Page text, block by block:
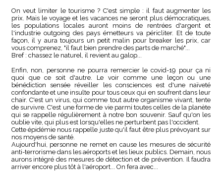
On veut limiter le tourisme ? C'est simple : il faut augmenter les
prix. Mais le voyage et les vacances ne seront plus démocratiques,
les populations locales auront moins de rentrées d'argent et
l'industrie outgoing des pays émetteurs va péricliter. Et de toute
façon, il y aura toujours un petit malin pour breaker les prix, car
vous comprenez, "il faut bien prendre des parts de marché"...
Bref : chassez le naturel, il revient au galop...
Enfin, non, personne ne pourra remercier le covid-19 pour ça ni
quoi que ce soit d'autre. Le voir comme une leçon ou une
bénédiction sensée réveiller les consciences est d'une naïveté
confondante et une insulte pour tous ceux qui en soufrent dans leur
chair. C'est un virus, qui comme tout autre organisme vivant, tente
de survivre. C'est une forme de vie parmi toutes celles de la planète
qui se rappelle régulièrement à notre bon souvenir. Sauf qu'on les
oublie vite, qui plus est lorsqu'elles ne perturbent pas l'occident.
Cette épidémie nous rappelle juste qu'il faut être plus prévoyant sur
nos moyens de santé.
Aujourd'hui, personne ne remet en cause les mesures de sécurité
anti-terrorisme dans les aéroports et les lieux publics. Demain, nous
aurons intégré des mesures de détection et de prévention. Il faudra
arriver encore plus tôt à l'aéroport... On fera avec...